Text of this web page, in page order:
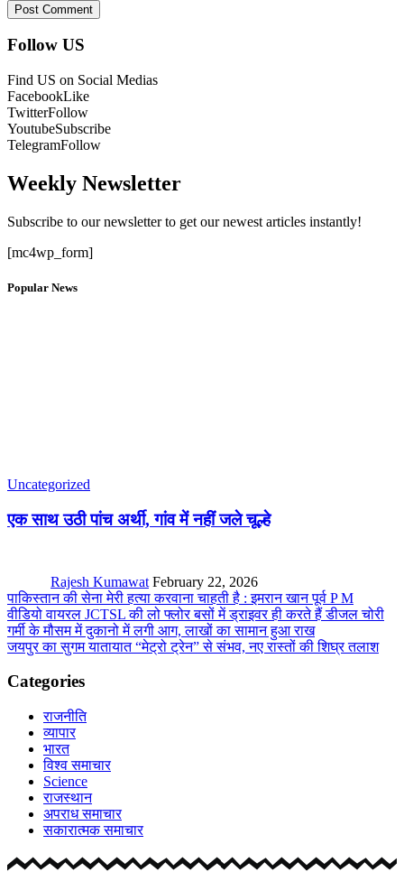
Follow US
Find US on Social Medias
FacebookLike
TwitterFollow
YoutubeSubscribe
TelegramFollow
Weekly Newsletter
Subscribe to our newsletter to get our newest articles instantly!
[mc4wp_form]
Popular News
Uncategorized
एक साथ उठी पांच अर्थी, गांव में नहीं जले चूल्हे
Rajesh Kumawat February 22, 2026
पाकिस्तान की सेना मेरी हत्या करवाना चाहती है : इमरान खान पूर्व P M
वीडियो वायरल JCTSL की लो फ्लोर बसों में ड्राइवर ही करते हैं डीजल चोरी
गर्मी के मौसम में दुकानो में लगी आग, लाखों का सामान हुआ राख
जयपुर का सुगम यातायात “मेट्रो ट्रेन” से संभव, नए रास्तों की शिघ्र तलाश
Categories
राजनीति
व्यापार
भारत
विश्व समाचार
Science
राजस्थान
अपराध समाचार
सकारात्मक समाचार